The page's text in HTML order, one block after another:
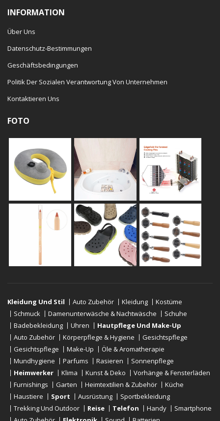
INFORMATION
Über Uns
Datenschutz-Bestimmungen
Geschäftsbedingungen
Politik Der Sozialen Verantwortung Von Unternehmen
Kontaktieren Uns
FOTO
Kleidung Und Stil Auto Zubehör Kleidung
Kostüme
Schmuck
Damenunterwäsche & Nachtwäsche
Schuhe
Badebekleidung
Uhren
Hautpflege Und Make-Up
Auto Zubehör
Körperpflege & Hygiene
Gesichtspflege
Gesichtspflege
Make-Up
Öle & Aromatherapie
Mundhygiene
Parfums Rasieren
Sonnenpflege
Heimwerker
Klima Kunst & Deko
Vorhänge & Fensterläden
Furnishings
Garten Heimtextilien & Zubehör
Küche
Haustiere
Sport Ausrüstung
Sportbekleidung
Trekking Und Outdoor
Reise Telefon Handy
Smartphone